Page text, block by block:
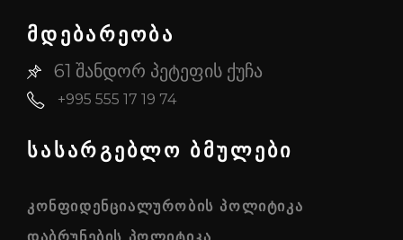
მდებარეობა
61 შანდორ პეტეფის ქუჩა
+995 555 17 19 74
სასარგებლო ბმულები
ᲙᲝᲜᲤᲘᲓᲔᲜᲪᲘᲐᲚᲣᲠᲝᲑᲘᲡ ᲞᲝᲚᲘᲢᲘᲙᲐ